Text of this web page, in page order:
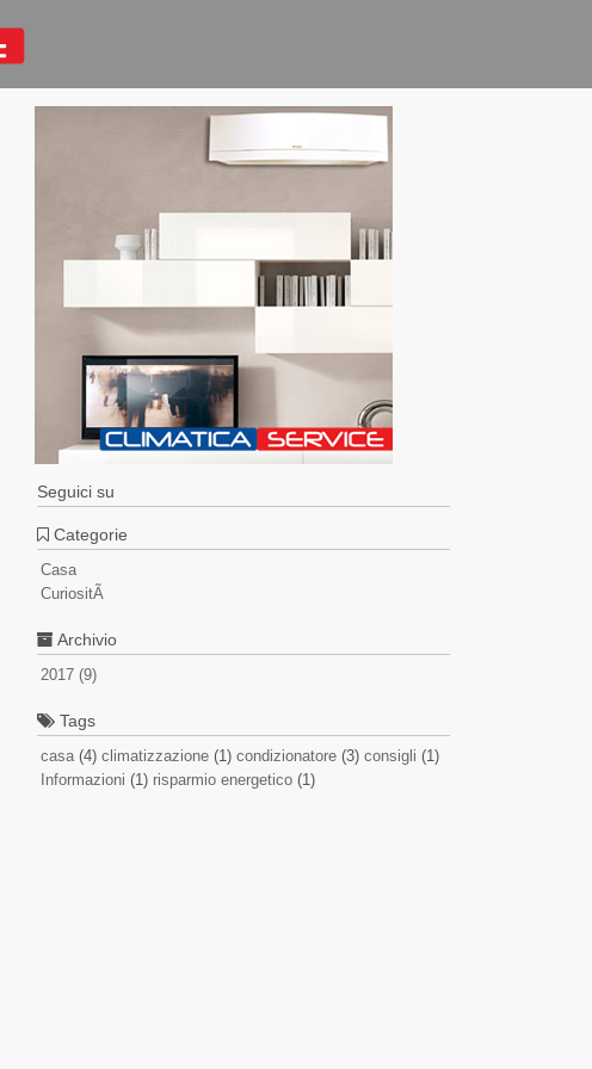
Seguici su
Categorie
Casa
CuriositÃ
Archivio
2017 (9)
Tags
casa(4) climatizzazione (1) condizionatore (3) consigli (1)
Informazioni (1) risparmio energetico (1)